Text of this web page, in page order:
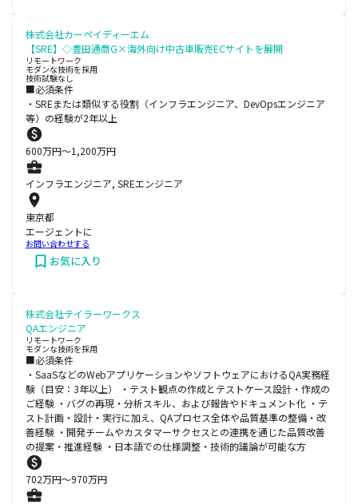
株式会社カーペイディーエム
【SRE】◇豊田通商G×海外向け中古車販売ECサイトを展開
リモートワーク
モダンな技術を採用
技術試験なし
■必須条件
・SREまたは類似する役割（インフラエンジニア、DevOpsエンジニア
等）の経験が2年以上
600万円〜1,200万円
インフラエンジニア, SREエンジニア
東京都
エージェントに
お問い合わせする
お気に入り
株式会社テイラーワークス
QAエンジニア
リモートワーク
モダンな技術を採用
■必須条件
・SaaSなどのWebアプリケーションやソフトウェアにおけるQA実務経
験（目安：3年以上） ・テスト観点の作成とテストケース設計・作成の
ご経験 ・バグの再現・分析スキル、および報告やドキュメント化 ・テ
スト計画・設計・実行に加え、QAプロセス全体や品質基準の整備・改
善経験 ・開発チームやカスタマーサクセスとの連携を通じた品質改善
の提案・推進経験 ・日本語での仕様調整・技術的議論が可能な方
702万円〜970万円